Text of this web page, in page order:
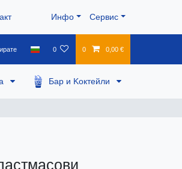
Инфо Сервис
0 0 0,00 €
Бар и Kоктейли